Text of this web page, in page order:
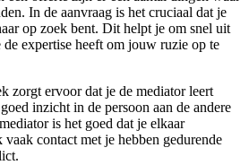
In de aanvraag is het cruciaal dat je
op zoek bent. Dit helpt je om snel uit
expertise heeft om jouw ruzie op te
zorgt ervoor dat je de mediator leert
inzicht in de persoon aan de andere
is het goed dat je elkaar
contact met je hebben gedurende